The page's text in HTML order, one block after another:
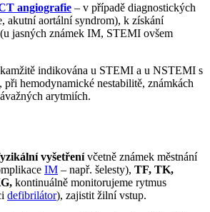
angiografie – v případě diagnostických
akutní aortální syndrom), k získání
jasných známek IM, STEMI ovšem
indikována u STEMI a u NSTEMI s
hemodynamické nestabilitě, známkách
arytmiích.
vyšetřenívčetně známek městnání
IM – např. šelesty), TF, TK,
kontinuálně monitorujeme rytmus
defibrilátor), zajistit žilní vstup.